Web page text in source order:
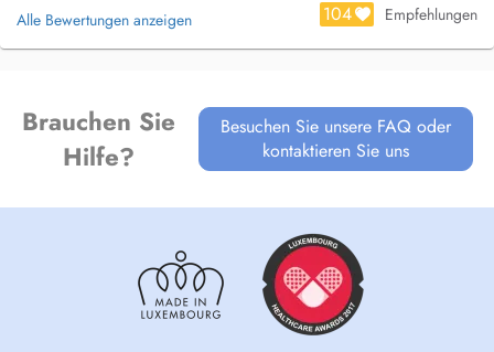
Alle Bewertungen anzeigen 104 Empfehlungen
Brauchen Sie
Hilfe?
Besuchen Sie unsere FAQ oder
kontaktieren Sie uns